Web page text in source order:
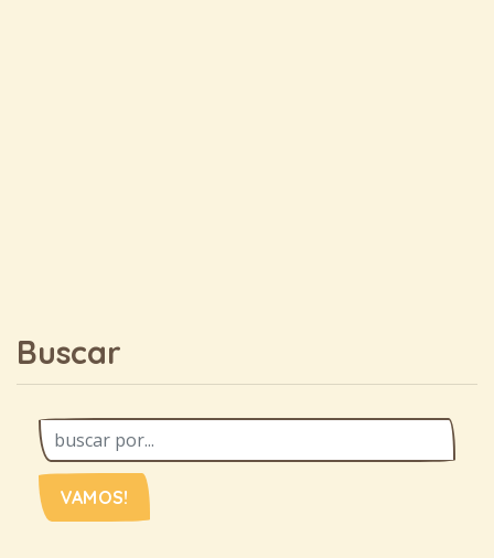
Buscar
VAMOS!